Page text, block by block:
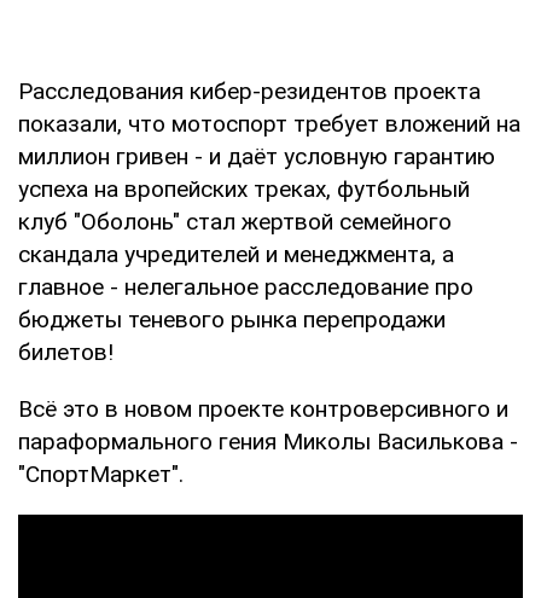
Расследования кибер-резидентов проекта
показали, что мотоспорт требует вложений на
миллион гривен - и даёт условную гарантию
успеха на вропейских треках, футбольный
клуб "Оболонь" стал жертвой семейного
скандала учредителей и менеджмента, а
главное - нелегальное расследование про
бюджеты теневого рынка перепродажи
билетов!
Всё это в новом проекте контроверсивного и
параформального гения Миколы Василькова -
"СпортМаркет".